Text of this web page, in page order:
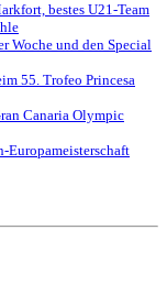
bestes U21-Team
Woche und den Special
55. Trofeo Princesa
Canaria Olympic
Europameisterschaft